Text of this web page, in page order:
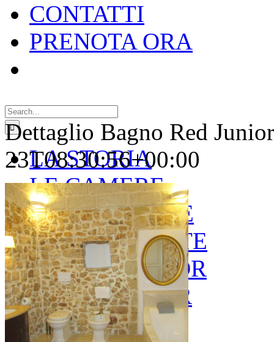
CONTATTI
PRENOTA ORA
for:
LA STORIA
LE CAMERE
GOLD SUITE
GREEN SUITE
BLUE JUNIOR
RED JUNIOR
ESPERIENZE
Dettaglio Bagno Red Junior
23T08:30:56+00:00